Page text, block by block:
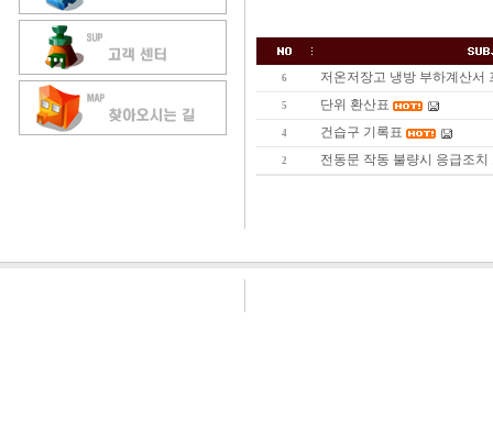
6 저온저장고 냉방 부하계산서
5 단위 환산표
4 건습구 기록표
2 전동문 작동 불량시 응급조치